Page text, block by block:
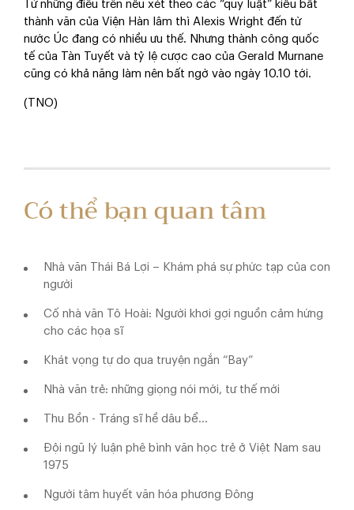
Từ những điều trên nếu xét theo các “quy luật” kiểu bất
thành văn của Viện Hàn lâm thì Alexis Wright đến từ
nước Úc đang có nhiều ưu thế. Nhưng thành công quốc
tế của Tàn Tuyết và tỷ lệ cược cao của Gerald Murnane
cũng có khả năng làm nên bất ngờ vào ngày 10.10 tới.
(TNO)
Có thể bạn quan tâm
Nhà văn Thái Bá Lợi – Khám phá sự phức tạp của con
người
Cố nhà văn Tô Hoài: Người khơi gợi nguồn cảm hứng
cho các họa sĩ
Khát vọng tự do qua truyện ngắn “Bay”
Nhà văn trẻ: những giọng nói mới, tư thế mới
Thu Bồn - Tráng sĩ hề dâu bể...
Đội ngũ lý luận phê bình văn học trẻ ở Việt Nam sau
1975
Người tâm huyết văn hóa phương Đông